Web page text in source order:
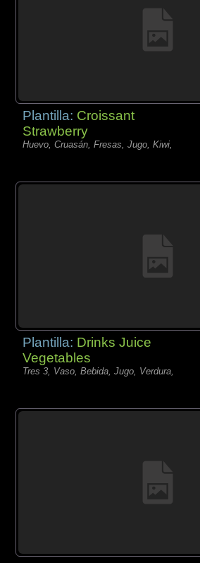
Plantilla: Croissant
Strawberry
Huevo, Cruasán, Fresas, Jugo, Kiwi,
Plantilla: Drinks Juice
Vegetables
Tres 3, Vaso, Bebida, Jugo, Verdura,